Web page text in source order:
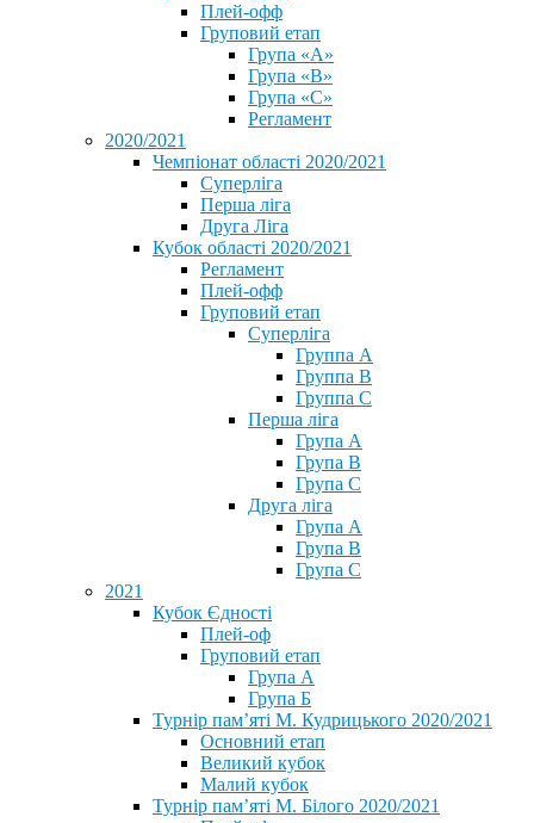
Плей-офф
Груповий етап
Група «А»
Група «B»
Група «C»
Регламент
2020/2021
Чемпіонат області 2020/2021
Суперліга
Перша ліга
Друга Ліга
Кубок області 2020/2021
Регламент
Плей-офф
Груповий етап
Суперліга
Группа A
Группа B
Группа C
Перша ліга
Група A
Група B
Група C
Друга ліга
Група A
Група B
Група C
2021
Кубок Єдності
Плей-оф
Груповий етап
Група А
Група Б
Турнір пам’яті М. Кудрицького 2020/2021
Основний етап
Великий кубок
Малий кубок
Турнір пам’яті М. Білого 2020/2021